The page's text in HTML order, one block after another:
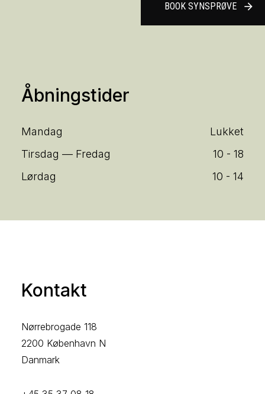
Åbningstider
Mandag
Lukket
Tirsdag — Fredag
10 - 18
Lørdag
10 - 14
BOOK SYNSPRØVE arrow_forward
Kontakt
Nørrebrogade 118
2200 København N
Danmark